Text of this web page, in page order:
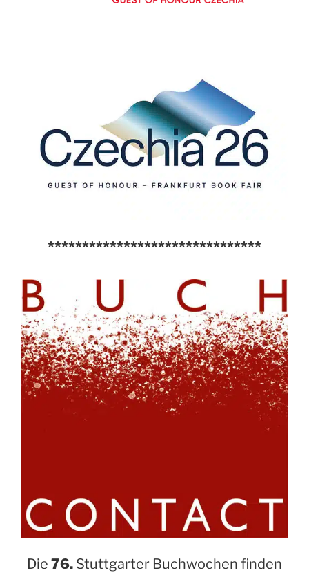
*******************************
Die 76. Stuttgarter Buchwochen finden